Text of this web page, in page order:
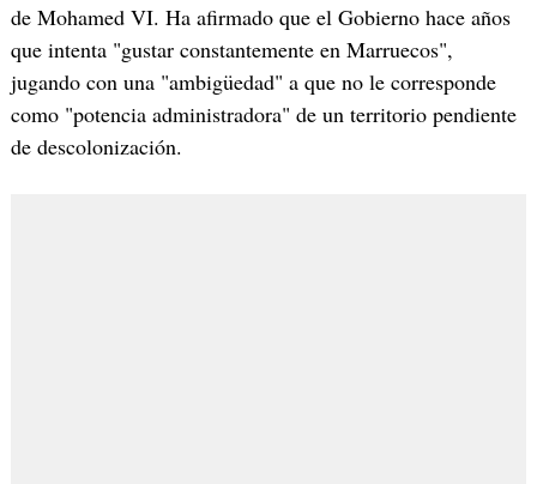
de Mohamed VI. Ha afirmado que el Gobierno hace años
que intenta "gustar constantemente en Marruecos",
jugando con una "ambigüedad" a que no le corresponde
como "potencia administradora" de un territorio pendiente
de descolonización.